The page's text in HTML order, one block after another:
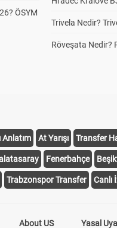
ÖSYM
Trivela Nedir?
Röveşata Nedir?
Anlatım At Yarışı Transfer
Fenerbahçe
Trabzonspor Transfer Canlı
About US Yasal